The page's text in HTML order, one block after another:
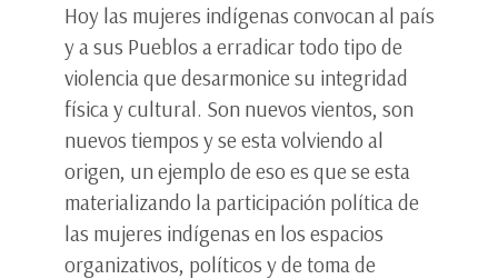
Hoy las mujeres indígenas convocan al país
y a sus Pueblos a erradicar todo tipo de
violencia que desarmonice su integridad
física y cultural. Son nuevos vientos, son
nuevos tiempos y se esta volviendo al
origen, un ejemplo de eso es que se esta
materializando la participación política de
las mujeres indígenas en los espacios
organizativos, políticos y de toma de